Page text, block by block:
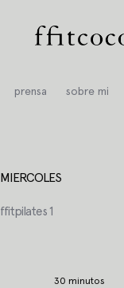
prensa sobre mi
MIERCOLES
ffitpilates 1
30 minutos